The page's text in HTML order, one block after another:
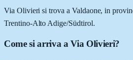
Via Olivieri si trova a Valdaone, in
Trentino-Alto Adige/Südtirol.
Come si arriva a Via Olivieri?